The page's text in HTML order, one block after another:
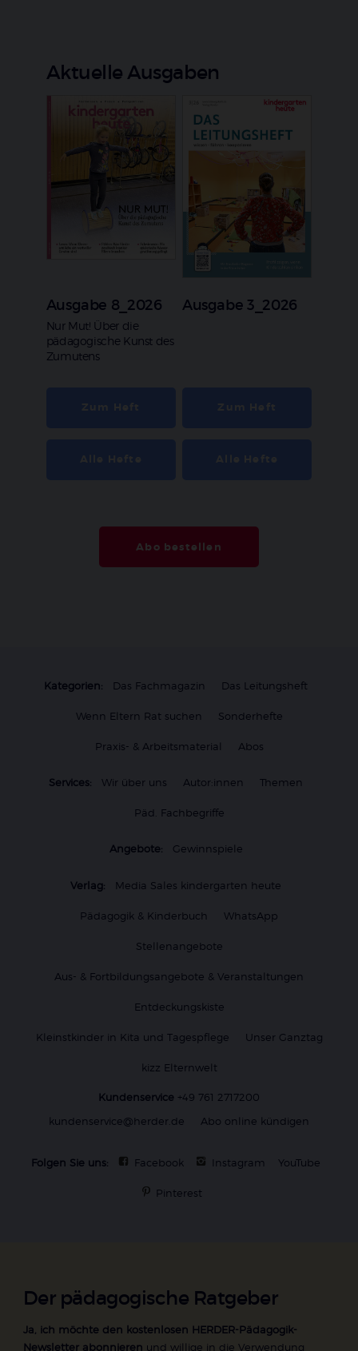
Aktuelle Ausgaben
Ausgabe 8_2026
:
Nur Mut! Über die
pädagogische Kunst des
Zumutens
Ausgabe 3_2026
Abo bestellen
Kategorien: Das Fachmagazin Das Leitungsheft
Wenn Eltern Rat suchen Sonderhefte
Praxis- & Arbeitsmaterial Abos
Services: Wir über uns Autor:innen Themen
Päd. Fachbegriffe
Angebote: Gewinnspiele
Verlag: Media Sales kindergarten heute
Pädagogik & Kinderbuch WhatsApp
Stellenangebote
Aus- & Fortbildungsangebote & Veranstaltungen
Entdeckungskiste
Kleinstkinder in Kita und Tagespflege Unser Ganztag
kizz Elternwelt
Kundenservice +49 761 2717200
kundenservice@herder.de
Abo online kündigen
Folgen Sie uns: Facebook Instagram YouTube
Pinterest
Der pädagogische Ratgeber
Ja, ich möchte den kostenlosen HERDER-Pädagogik-
Newsletter abonnieren und willige in die Verwendung